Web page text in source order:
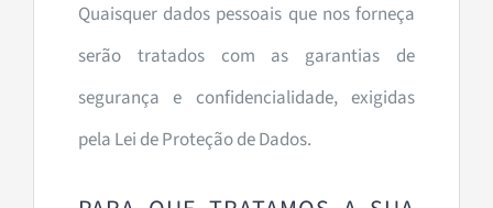
Quaisquer dados pessoais que nos forneça
serão tratados com as garantias de
segurança e confidencialidade, exigidas
pela Lei de Proteção de Dados.